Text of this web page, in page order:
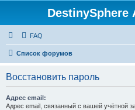
FAQ
Список форумов
Восстановить пароль
Адрес email:
Адрес email, связанный с вашей учётной